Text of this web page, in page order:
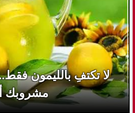
لا تكتفِ بالليمون
مشروبك